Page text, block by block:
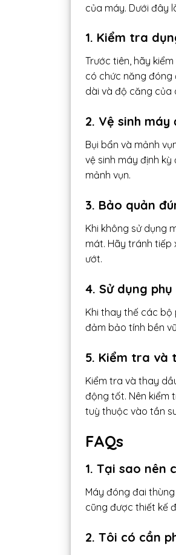
của máy. Dưới đây
1. Kiểm tra
Trước tiên, hãy
có chức năng đóng
dài và độ căng của
2. Vệ sinh máy
Bụi bẩn và mảnh
vệ sinh máy định
mảnh vụn.
3. Bảo quản
Khi không sử dụng
mát. Hãy tránh tiếp
ướt.
4. Sử dụng
Khi thay thế các bộ
đảm bảo tính bền
5. Kiểm tra và
Kiểm tra và thay
động tốt. Nên kiểm
tuỳ thuộc vào tần
FAQs
1. Tại sao nên
Máy đóng đai
cũng được thiết kế
2. Tôi có cần